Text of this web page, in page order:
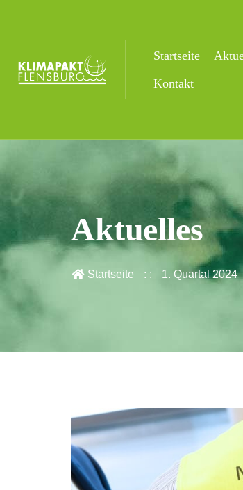
Startseite
Kontakt
Aktuelles
Startseite 1. Quartal 2024